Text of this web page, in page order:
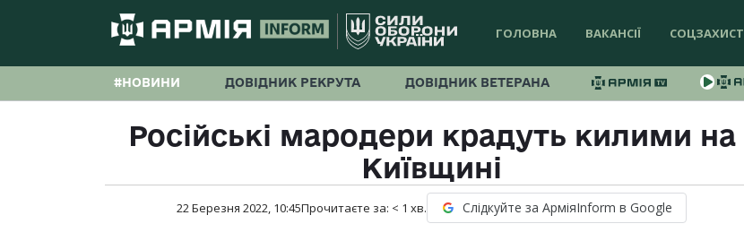
ГОЛОВНА ВАКАНСІЇ СОЦЗАХИСТ
#НОВИНИ ДОВІДНИК РЕКРУТА ДОВІДНИК ВЕТЕРАНА
Російські мародери крадуть килими на
Київщині
22 Березня 2022, 10:45Прочитаєте за: < 1 хв. Слідкуйте за АрміяInform в Google